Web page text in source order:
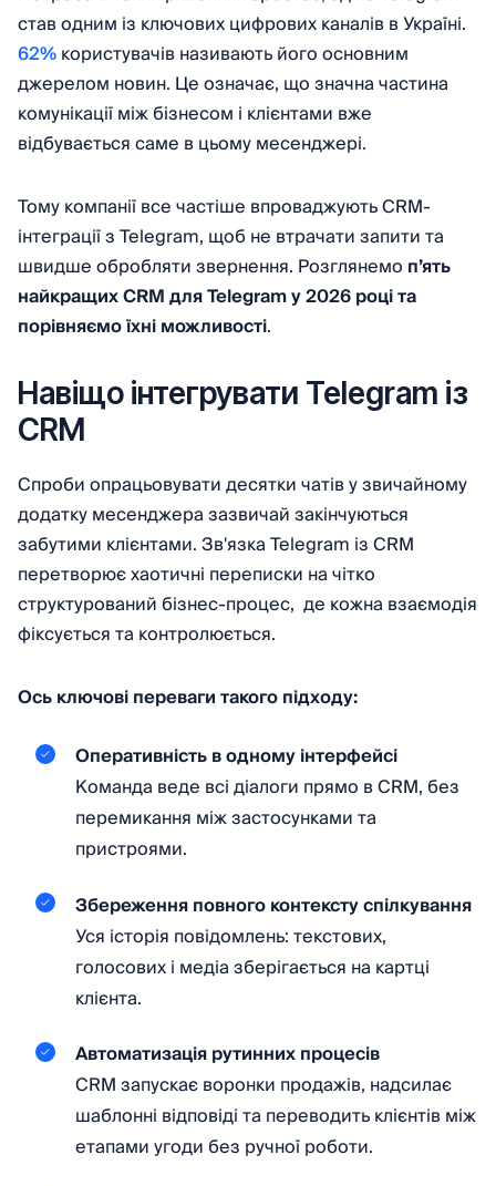
став одним із ключових цифрових каналів в Україні.
62%користувачів називають його основним
джерелом новин. Це означає, що значна частина
комунікації між бізнесом і клієнтами вже
відбувається саме в цьому месенджері.
Тому компанії все частіше впроваджують CRM-
інтеграції з Telegram, щоб не втрачати запити та
швидше обробляти звернення. Розглянемо п’ять
найкращих CRM для Telegram у 2026 році та
порівняємо їхні можливості.
Навіщо інтегрувати Telegram із
CRM
Спроби опрацьовувати десятки чатів у звичайному
додатку месенджера зазвичай закінчуються
забутими клієнтами. Зв'язка Telegram із CRM
перетворює хаотичні переписки на чітко
структурований бізнес-процес, де кожна взаємодія
фіксується та контролюється.
Ось ключові переваги такого підходу:
Оперативність в одному інтерфейсі
Команда веде всі діалоги прямо в CRM, без
перемикання між застосунками та
пристроями.
Збереження повного контексту спілкування
Уся історія повідомлень: текстових,
голосових і медіа зберігається на картці
клієнта.
Автоматизація рутинних процесів
CRM запускає воронки продажів, надсилає
шаблонні відповіді та переводить клієнтів між
етапами угоди без ручної роботи.